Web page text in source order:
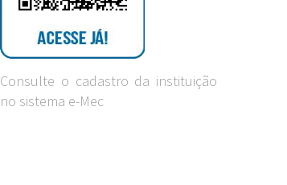
Consulte o cadastro da instituição
no sistema e-Mec